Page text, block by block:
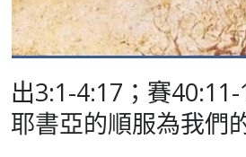
出3:1-4:17；賽
耶書亞的順服為我們